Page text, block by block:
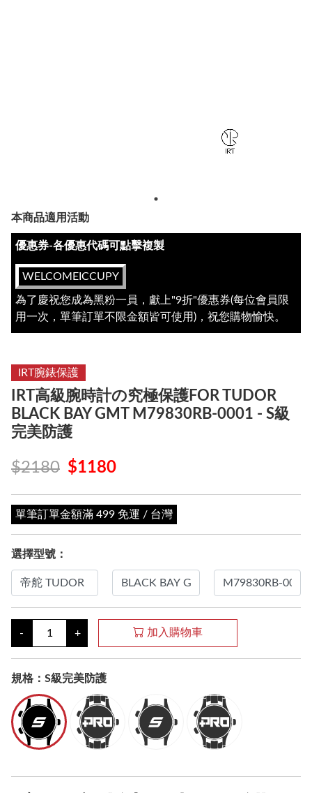
本商品適用活動
優惠券-各優惠代碼可點擊複製
WELCOMEICCUPY
為了慶祝您成為黑粉一員，獻上"9折"優惠券(每位會員限
用一次，單筆訂單不限金額皆可使用)，祝您購物愉快。
IRT腕錶保護
IRT高級腕時計の究極保護FOR TUDOR
BLACK BAY GMT M79830RB-0001 - S級
完美防護
$2180 $1180
單筆訂單金額滿 499 免運 / 台灣
選擇型號：
- + 加入購物車
規格：S級完美防護